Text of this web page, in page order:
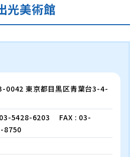
光美術館
0042 東京都目黒区青葉台3-4-
5428-6203
FAX : 03-
8750